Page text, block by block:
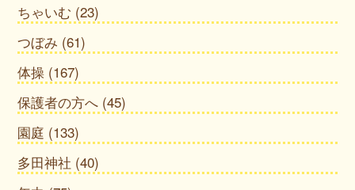
ちゃいむ (23)
つぼみ (61)
体操 (167)
保護者の方へ (45)
園庭 (133)
多田神社 (40)